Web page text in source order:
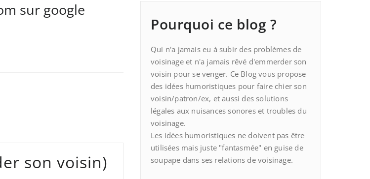
sur google
son voisin)
Pourquoi ce blog ?
Qui n'a jamais eu à subir des problèmes de
voisinage et n'a jamais rêvé d'emmerder son
voisin pour se venger. Ce Blog vous propose
des idées humoristiques pour faire chier son
voisin/patron/ex, et aussi des solutions
légales aux nuisances sonores et troubles du
voisinage.
Les idées humoristiques ne doivent pas être
utilisées mais juste "fantasmée" en guise de
soupape dans ses relations de voisinage.